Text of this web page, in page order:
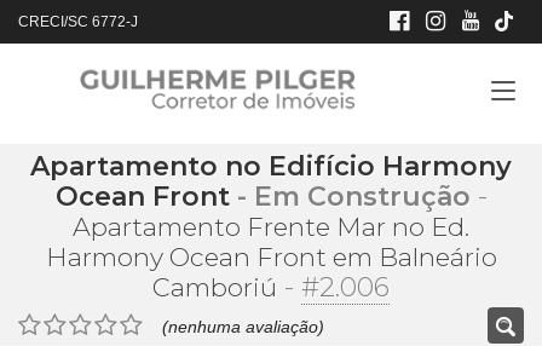
CRECI/SC 6772-J
Apartamento no Edifício Harmony
Ocean Front- Em Construção -
Apartamento Frente Mar no Ed.
Harmony Ocean Front em Balneário
Camboriú - #2.006
(nenhuma avaliação)